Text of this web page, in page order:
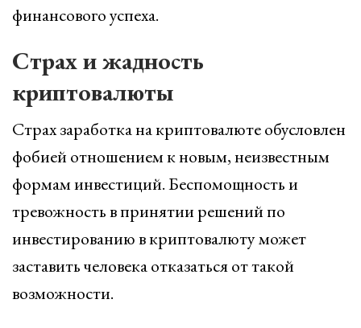
финансового успеха.
Страх и жадность
криптовалюты
Страх заработка на криптовалюте обусловлен
фобией отношением к новым, неизвестным
формам инвестиций. Беспомощность и
тревожность в принятии решений по
инвестированию в криптовалюту может
заставить человека отказаться от такой
возможности.